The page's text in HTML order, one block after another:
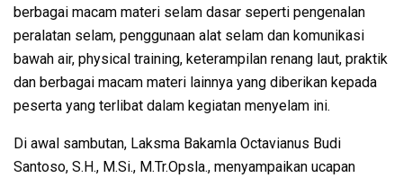
berbagai macam materi selam dasar seperti pengenalan
peralatan selam, penggunaan alat selam dan komunikasi
bawah air, physical training, keterampilan renang laut, praktik
dan berbagai macam materi lainnya yang diberikan kepada
peserta yang terlibat dalam kegiatan menyelam ini.
Di awal sambutan, Laksma Bakamla Octavianus Budi
Santoso, S.H., M.Si., M.Tr.Opsla., menyampaikan ucapan